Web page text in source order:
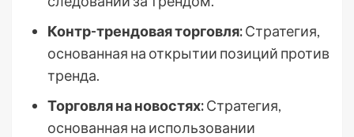
Контр-трендовая торговля:Стратегия,
основанная на открытии позиций против
тренда.
Торговля на новостях:Стратегия,
основанная на использовании